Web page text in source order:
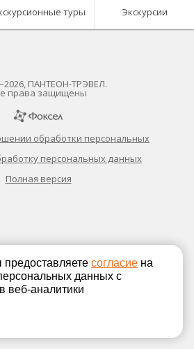
туры Экскурсии
ПАНТЕОН-ТРЭВЕЛ.
права защищены
обработки персональных
персональных данных
Полная версия
предоставляете согласие на
данных с
веб-аналитики